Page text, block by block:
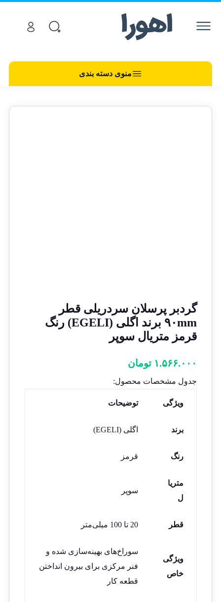
منوی دسته بندی
گردبر پرسلان سردریلی قطر
۹۰mm برند اگلی (EGELI) رنگ
قرمز متریال سوپر
۱.۵۶۶.۰۰۰ تومان
جدول مشخصات محصول:
ویژگی توضیحات
برند اگلی (EGELI)
رنگ قرمز
متریا
ل
سوپر
قطر 20 تا 100 میلی‌متر
ویژگی
خاص
سوراخ‌های بهینه‌سازی شده و
فنر مرکزی برای بیرون انداختن
قطعه کار